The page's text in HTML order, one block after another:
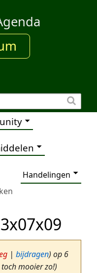
Handelingen
| bijdragen) op 6
toch mooier zo!)